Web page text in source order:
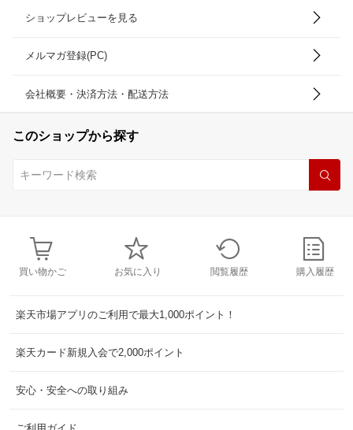
ショップレビューを見る
メルマガ登録(PC)
会社概要・決済方法・配送方法
このショップから探す
買い物かご お気に入り 閲覧履歴 購入履歴
楽天市場アプリのご利用で最大1,000ポイント！
楽天カード新規入会で2,000ポイント
安心・安全への取り組み